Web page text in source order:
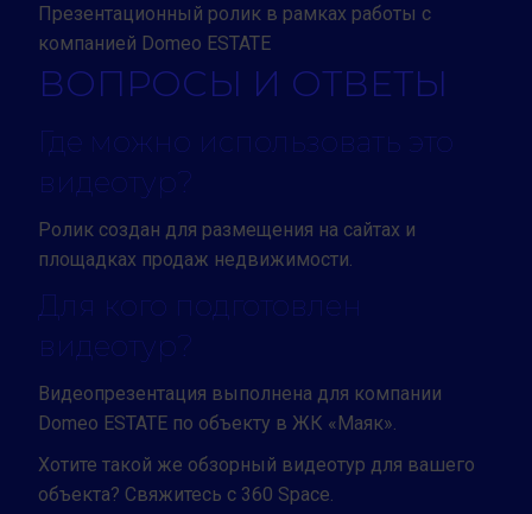
Презентационный ролик в рамках работы с
компанией Domeo ESTATE
ВОПРОСЫ И ОТВЕТЫ
Где можно использовать это
видеотур?
Ролик создан для размещения на сайтах и
площадках продаж недвижимости.
Для кого подготовлен
видеотур?
Видеопрезентация выполнена для компании
Domeo ESTATE по объекту в ЖК «Маяк».
Хотите такой же обзорный видеотур для вашего
объекта? Свяжитесь с 360 Space.